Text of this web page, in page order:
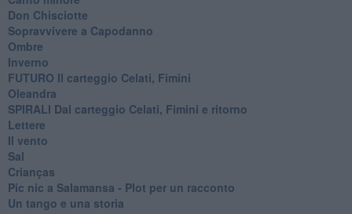
Don Chisciotte
Sopravvivere a Capodanno
Ombre
Inverno
FUTURO Il carteggio Celati, Fimini
Oleandra
SPIRALI Dal carteggio Celati, Fimini e ritorno
Lettere
Il vento
Sal
Crianças
Pic nic a Salamansa - Plot per un racconto
Un tango e una storia